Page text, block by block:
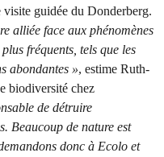
guidée du Donderberg.
alliée face aux phénomènes
fréquents, tels que les
abondantes », estime Ruth-
biodiversité chez
de détruire
Beaucoup de nature est
donc à Ecolo et